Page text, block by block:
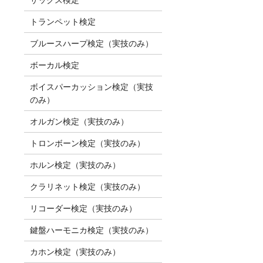
トランペット検定
ブルースハープ検定（実技のみ）
ボーカル検定
ボイスパーカッション検定（実技
のみ）
オルガン検定（実技のみ）
トロンボーン検定（実技のみ）
ホルン検定（実技のみ）
クラリネット検定（実技のみ）
リコーダー検定（実技のみ）
鍵盤ハーモニカ検定（実技のみ）
カホン検定（実技のみ）